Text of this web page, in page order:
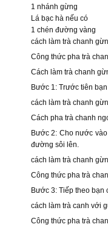
1 nhánh gừng
Lá bạc hà nếu có
1 chén đường vàng
cách làm trà chanh
Công thức pha trà
Cách làm trà chanh
Bước 1: Trước tiên
cách làm trà chanh
Cách pha trà chanh
Bước 2: Cho nước
đường sôi lên.
cách làm trà chanh
Công thức pha trà
Bước 3: Tiếp theo bạn
cách làm trà canh với
Công thức pha trà